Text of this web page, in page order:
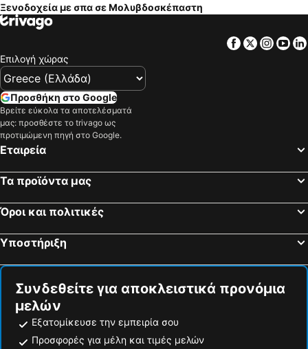
Ξενοδοχεία με σπα σε Μολυβδοσκέπαστη
Facebook
Twitter
Επιλογή χώρας
Προσθήκη στο Google
Βρείτε εύκολα τα αποτελέσματά
μας: προσθέστε το trivago ως
προτιμώμενη πηγή στο Google.
Εταιρεία
Τα προϊόντα μας
Όροι και πολιτικές
Υποστήριξη
Συνδεθείτε για αποκλειστικά προνόμια
μελών
Εξατομίκευσε την εμπειρία σου
Προσφορές για μέλη και τιμές μελών